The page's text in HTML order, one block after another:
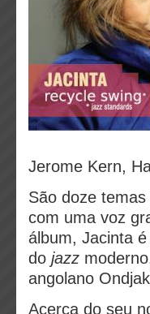
Jerome Kern,
São doze
com uma voz
álbum, Jacinta
do jazz
angolano
Acerca do seu